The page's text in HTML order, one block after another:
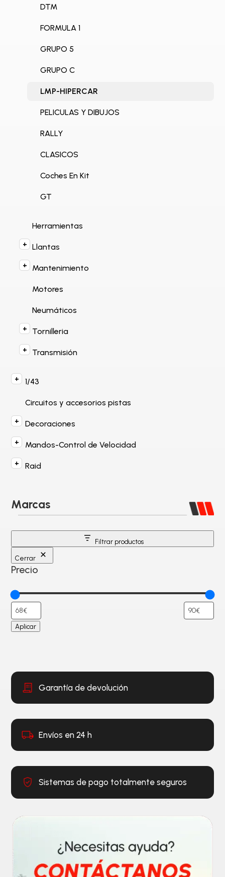
DTM
FORMULA 1
GRUPO 5
GRUPO C
LMP-HIPERCAR
PELICULAS Y DIBUJOS
RALLY
CLASICOS
Coches En Kit
GT
Herramientas
Llantas
Mantenimiento
Motores
Neumáticos
Tornilleria
Transmisión
1/43
Circuitos y accesorios pistas
Decoraciones
Mandos-Control de Velocidad
Raid
Marcas
Filtrar productos
Cerrar
Precio
Aplicar
Garantía de devolución
Envíos en 24 h
Sistemas de pago totalmente seguros